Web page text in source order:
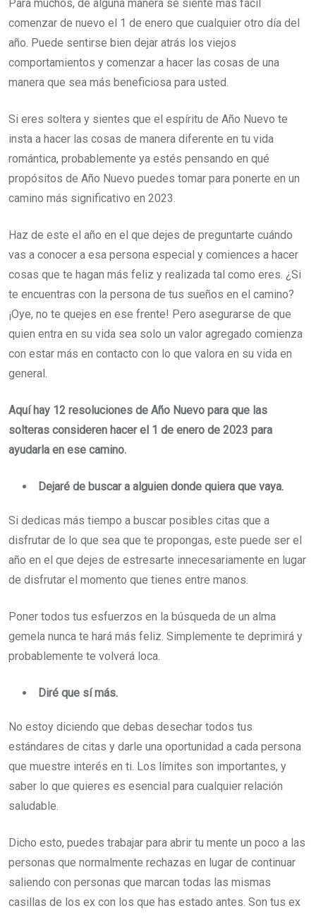
Para muchos, de alguna manera se siente más fácil
comenzar de nuevo el 1 de enero que cualquier otro día del
año. Puede sentirse bien dejar atrás los viejos
comportamientos y comenzar a hacer las cosas de una
manera que sea más beneficiosa para usted.
Si eres soltera y sientes que el espíritu de Año Nuevo te
insta a hacer las cosas de manera diferente en tu vida
romántica, probablemente ya estés pensando en qué
propósitos de Año Nuevo puedes tomar para ponerte en un
camino más significativo en 2023.
Haz de este el año en el que dejes de preguntarte cuándo
vas a conocer a esa persona especial y comiences a hacer
cosas que te hagan más feliz y realizada tal como eres. ¿Si
te encuentras con la persona de tus sueños en el camino?
¡Oye, no te quejes en ese frente! Pero asegurarse de que
quien entra en su vida sea solo un valor agregado comienza
con estar más en contacto con lo que valora en su vida en
general.
Aquí hay 12 resoluciones de Año Nuevo para que las
solteras consideren hacer el 1 de enero de 2023 para
ayudarla en ese camino.
Dejaré de buscar a alguien donde quiera que vaya.
Si dedicas más tiempo a buscar posibles citas que a
disfrutar de lo que sea que te propongas, este puede ser el
año en el que dejes de estresarte innecesariamente en lugar
de disfrutar el momento que tienes entre manos.
Poner todos tus esfuerzos en la búsqueda de un alma
gemela nunca te hará más feliz. Simplemente te deprimirá y
probablemente te volverá loca.
Diré que sí más.
No estoy diciendo que debas desechar todos tus
estándares de citas y darle una oportunidad a cada persona
que muestre interés en ti. Los límites son importantes, y
saber lo que quieres es esencial para cualquier relación
saludable.
Dicho esto, puedes trabajar para abrir tu mente un poco a las
personas que normalmente rechazas en lugar de continuar
saliendo con personas que marcan todas las mismas
casillas de los ex con los que has estado antes. Son tus ex